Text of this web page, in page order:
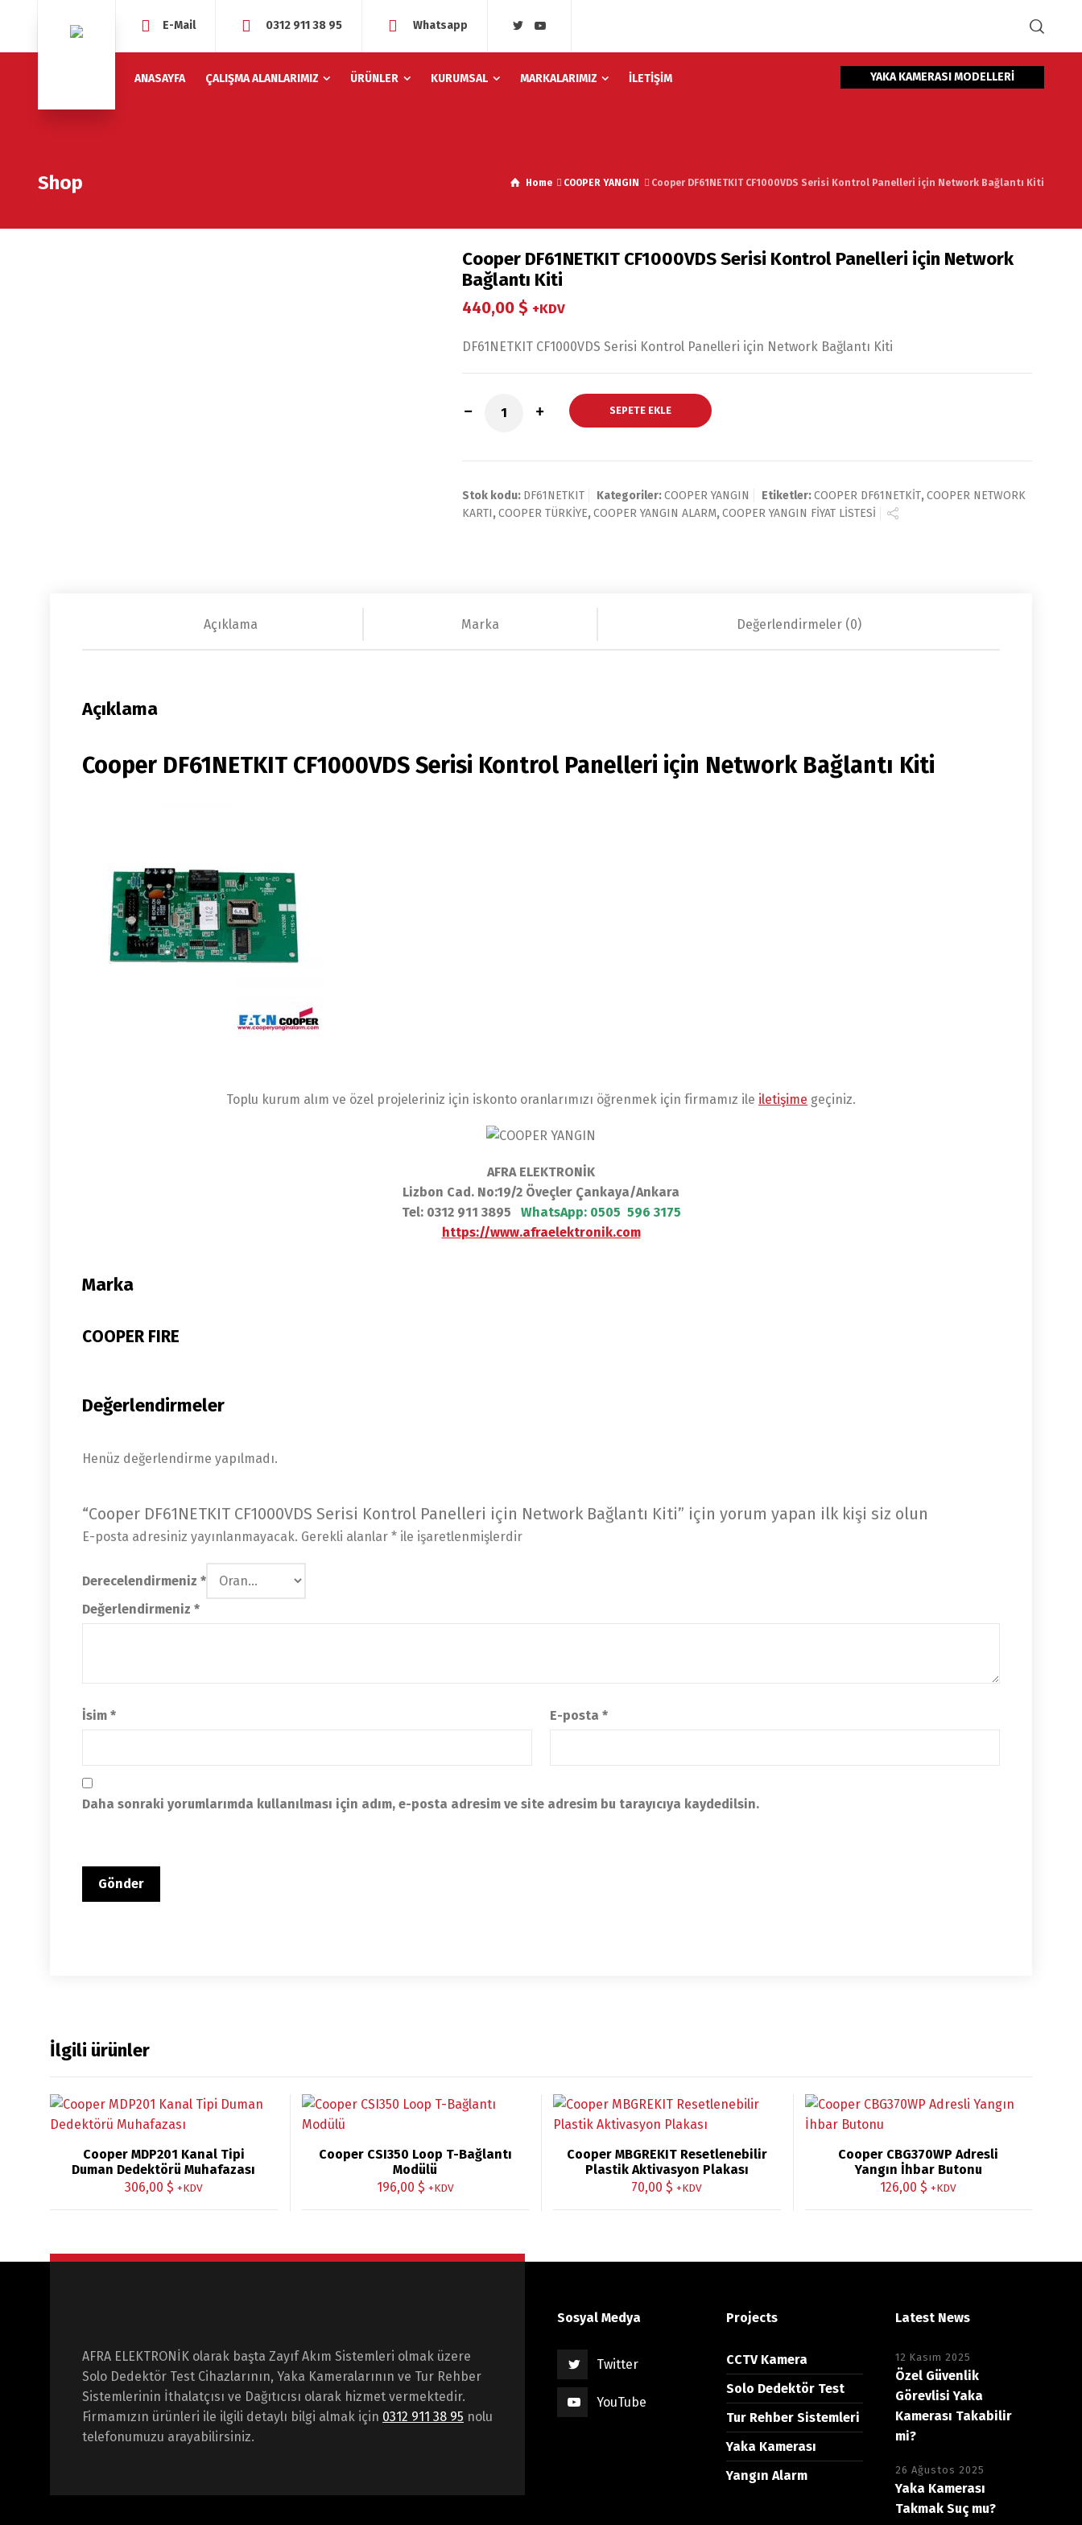
E-Mail 0312 911 38 95 Whatsapp
ANASAYFA ÇALIŞMA ALANLARIMIZ ÜRÜNLER KURUMSAL MARKALARIMIZ İLETİŞİM YAKA KAMERASI MODELLERİ
Shop Home COOPER YANGIN Cooper DF61NETKIT CF1000VDS Serisi Kontrol Panelleri için Network Bağlantı Kiti
Cooper DF61NETKIT CF1000VDS Serisi Kontrol Panelleri için Network
Bağlantı Kiti
440,00$ +KDV
DF61NETKIT CF1000VDS Serisi Kontrol Panelleri için Network Bağlantı Kiti
SEPETE EKLE
Stok kodu: DF61NETKIT Kategoriler:COOPER YANGIN Etiketler:COOPER DF61NETKİT,COOPER NETWORK
KARTI,COOPER TÜRKİYE,COOPER YANGIN ALARM,COOPER YANGIN FİYAT LİSTESİ
Açıklama Marka Değerlendirmeler (0)
Açıklama
Cooper DF61NETKIT CF1000VDS Serisi Kontrol Panelleri için Network Bağlantı Kiti
Toplu kurum alım ve özel projeleriniz için iskonto oranlarımızı öğrenmek için firmamız ile iletişime geçiniz.
AFRA ELEKTRONİK
Lizbon Cad. No:19/2 Öveçler Çankaya/Ankara
Tel: 0312 911 3895 WhatsApp: 0505 596 3175
https://www.afraelektronik.com
Marka
COOPER FIRE
Değerlendirmeler
Henüz değerlendirme yapılmadı.
“Cooper DF61NETKIT CF1000VDS Serisi Kontrol Panelleri için Network Bağlantı Kiti” için yorum yapan ilk kişi siz olun
E-posta adresiniz yayınlanmayacak. Gerekli alanlar * ile işaretlenmişlerdir
Derecelendirmeniz *
Değerlendirmeniz *
İsim * E-posta*
Daha sonraki yorumlarımda kullanılması için adım, e-posta adresim ve site adresim bu tarayıcıya kaydedilsin.
İlgili ürünler
Cooper MDP201 Kanal Tipi
Duman Dedektörü Muhafazası
306,00 $ +KDV
Cooper CSI350 Loop T-Bağlantı
Modülü
196,00 $ +KDV
Cooper MBGREKIT Resetlenebilir
Plastik Aktivasyon Plakası
70,00$ +KDV
Cooper CBG370WP Adresli
Yangın İhbar Butonu
126,00$ +KDV
AFRA ELEKTRONİK olarak başta Zayıf Akım Sistemleri olmak üzere
Solo Dedektör Test Cihazlarının, Yaka Kameralarının ve Tur Rehber
Sistemlerinin İthalatçısı ve Dağıtıcısı olarak hizmet vermektedir.
Firmamızın ürünleri ile ilgili detaylı bilgi almak için 0312 911 38 95 nolu
telefonumuzu arayabilirsiniz.
Sosyal Medya
Twitter
YouTube
Projects
CCTV Kamera
Solo Dedektör Test
Tur Rehber Sistemleri
Yaka Kamerası
Yangın Alarm
Latest News
12 Kasım 2025
Özel Güvenlik
Görevlisi Yaka
Kamerası Takabilir
mi?
26 Ağustos 2025
Yaka Kamerası
Takmak Suç mu?